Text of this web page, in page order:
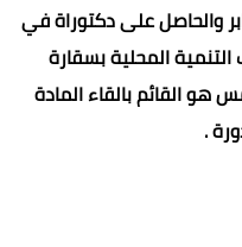
والحاصل على دكتوراة في
المحلية بسقارة
القائم بالقاء المادة
.